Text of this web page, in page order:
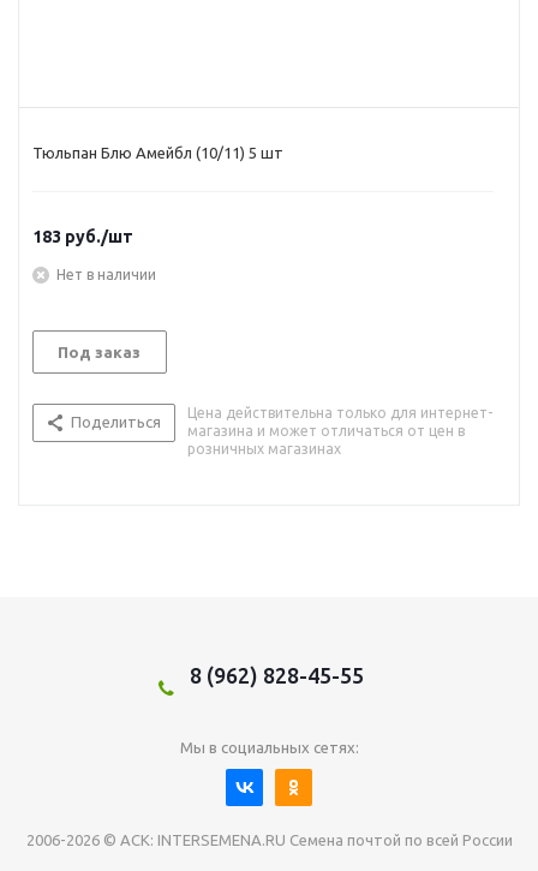
Тюльпан Блю Амейбл (10/11) 5 шт
183 руб./шт
Нет в наличии
Под заказ
Поделиться
Цена действительна только для интернет-
магазина и может отличаться от цен в
розничных магазинах
8 (962) 828-45-55
Мы в социальных сетях:
2006-2026 © АСК: INTERSEMENA.RU Семена почтой по всей России